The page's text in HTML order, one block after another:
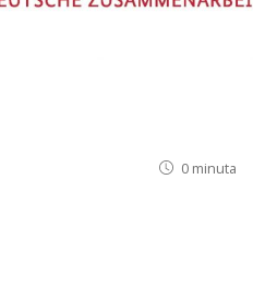
0 minuta